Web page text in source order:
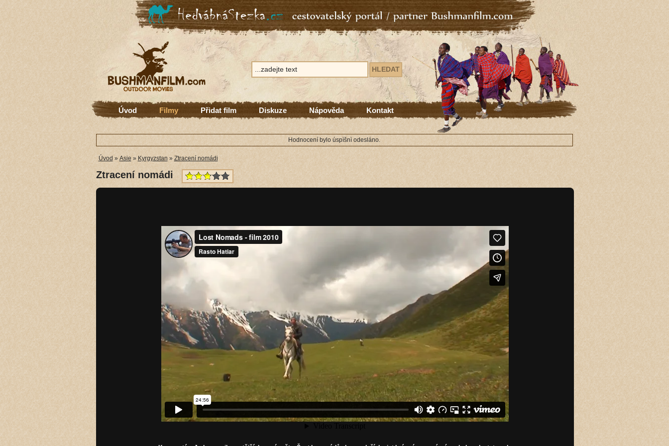
Úvod Filmy Přidat film Diskuze Nápověda Kontakt
Hodnocení bylo úspìšnì odesláno.
Úvod » Asie» Kyrgyzstan » Ztracení nomádi
Ztracení nomádi